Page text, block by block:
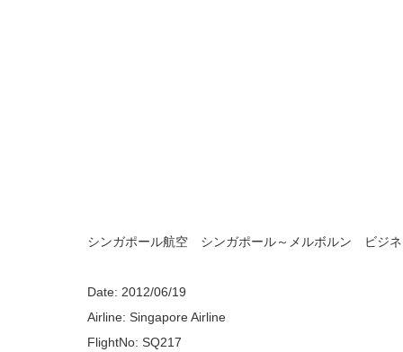
シンガポール航空 シンガポール～メルボルン ビジネ
Date: 2012/06/19
Airline: Singapore Airline
FlightNo: SQ217